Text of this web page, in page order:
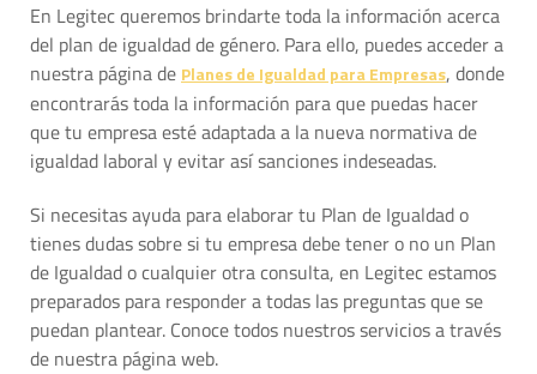
En Legitec queremos brindarte toda la información acerca
del plan de igualdad de género. Para ello, puedes acceder a
nuestra página de Planes de Igualdad para Empresas, donde
encontrarás toda la información para que puedas hacer
que tu empresa esté adaptada a la nueva normativa de
igualdad laboral y evitar así sanciones indeseadas.
Si necesitas ayuda para elaborar tu Plan de Igualdad o
tienes dudas sobre si tu empresa debe tener o no un Plan
de Igualdad o cualquier otra consulta, en Legitec estamos
preparados para responder a todas las preguntas que se
puedan plantear. Conoce todos nuestros servicios a través
de nuestra página web.